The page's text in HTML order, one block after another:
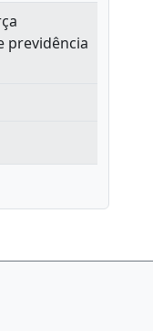
previdência